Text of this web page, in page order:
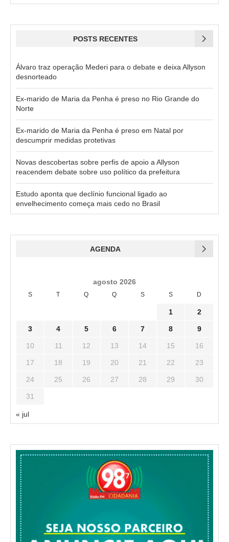
POSTS RECENTES
Álvaro traz operação Mederi para o debate e deixa Allyson
desnorteado
Ex-marido de Maria da Penha é preso no Rio Grande do
Norte
Ex-marido de Maria da Penha é preso em Natal por
descumprir medidas protetivas
Novas descobertas sobre perfis de apoio a Allyson
reacendem debate sobre uso político da prefeitura
Estudo aponta que declínio funcional ligado ao
envelhecimento começa mais cedo no Brasil
AGENDA
agosto 2026
S T Q Q S S D
1 2
3 4 5 6 7 8 9
10 11 12 13 14 15 16
17 18 19 20 21 22 23
24 25 26 27 28 29 30
31
« jul